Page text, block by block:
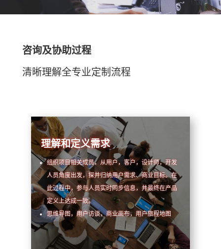
咨询及协助过程
清晰理解全专业定制流程
理解和定义需求
组织项目相关成员，从用户，客户，设计师，开发
人员角度出发，探并归纳用户需求、商业目标。在
此过程中，参与人员实时同步信息，并最终在产品
定义上达成一致。
思维导图，用户访谈，商业画布，用户旅程地图